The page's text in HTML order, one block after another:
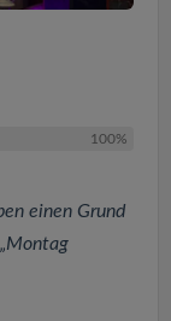
100%
einen Grund